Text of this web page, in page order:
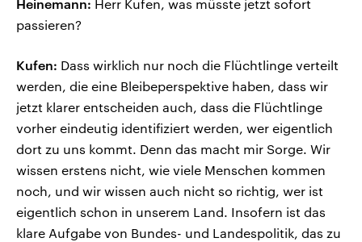
Heinemann: Herr Kufen, was müsste jetzt sofort
passieren?
Kufen: Dass wirklich nur noch die Flüchtlinge verteilt
werden, die eine Bleibeperspektive haben, dass wir
jetzt klarer entscheiden auch, dass die Flüchtlinge
vorher eindeutig identifiziert werden, wer eigentlich
dort zu uns kommt. Denn das macht mir Sorge. Wir
wissen erstens nicht, wie viele Menschen kommen
noch, und wir wissen auch nicht so richtig, wer ist
eigentlich schon in unserem Land. Insofern ist das
klare Aufgabe von Bundes- und Landespolitik, das zu